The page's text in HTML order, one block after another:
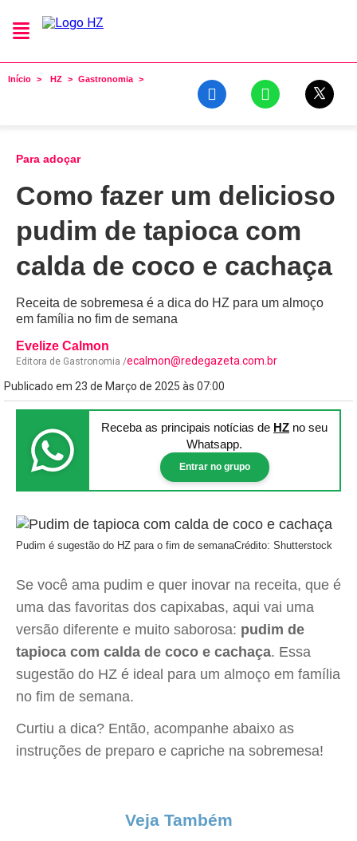
Início HZ Gastronomia
Para adoçar
Como fazer um delicioso
pudim de tapioca com
calda de coco e cachaça
Receita de sobremesa é a dica do HZ para um almoço
em família no fim de semana
Evelize Calmon
Editora de Gastronomia /ecalmon@redegazeta.com.br
Publicado em 23 de Março de 2025 às 07:00
Receba as principais notícias de HZ no seu
Whatsapp.
Entrar no grupo
Pudim é sugestão do HZ para o fim de semanaCrédito: Shutterstock
Se você ama pudim e quer inovar na receita, que é
uma das favoritas dos capixabas, aqui vai uma
versão diferente e muito saborosa: pudim de
tapioca com calda de coco e cachaça. Essa
sugestão do HZ é ideal para um almoço em família
no fim de semana.
Curtiu a dica? Então, acompanhe abaixo as
instruções de preparo e capriche na sobremesa!
Veja Também